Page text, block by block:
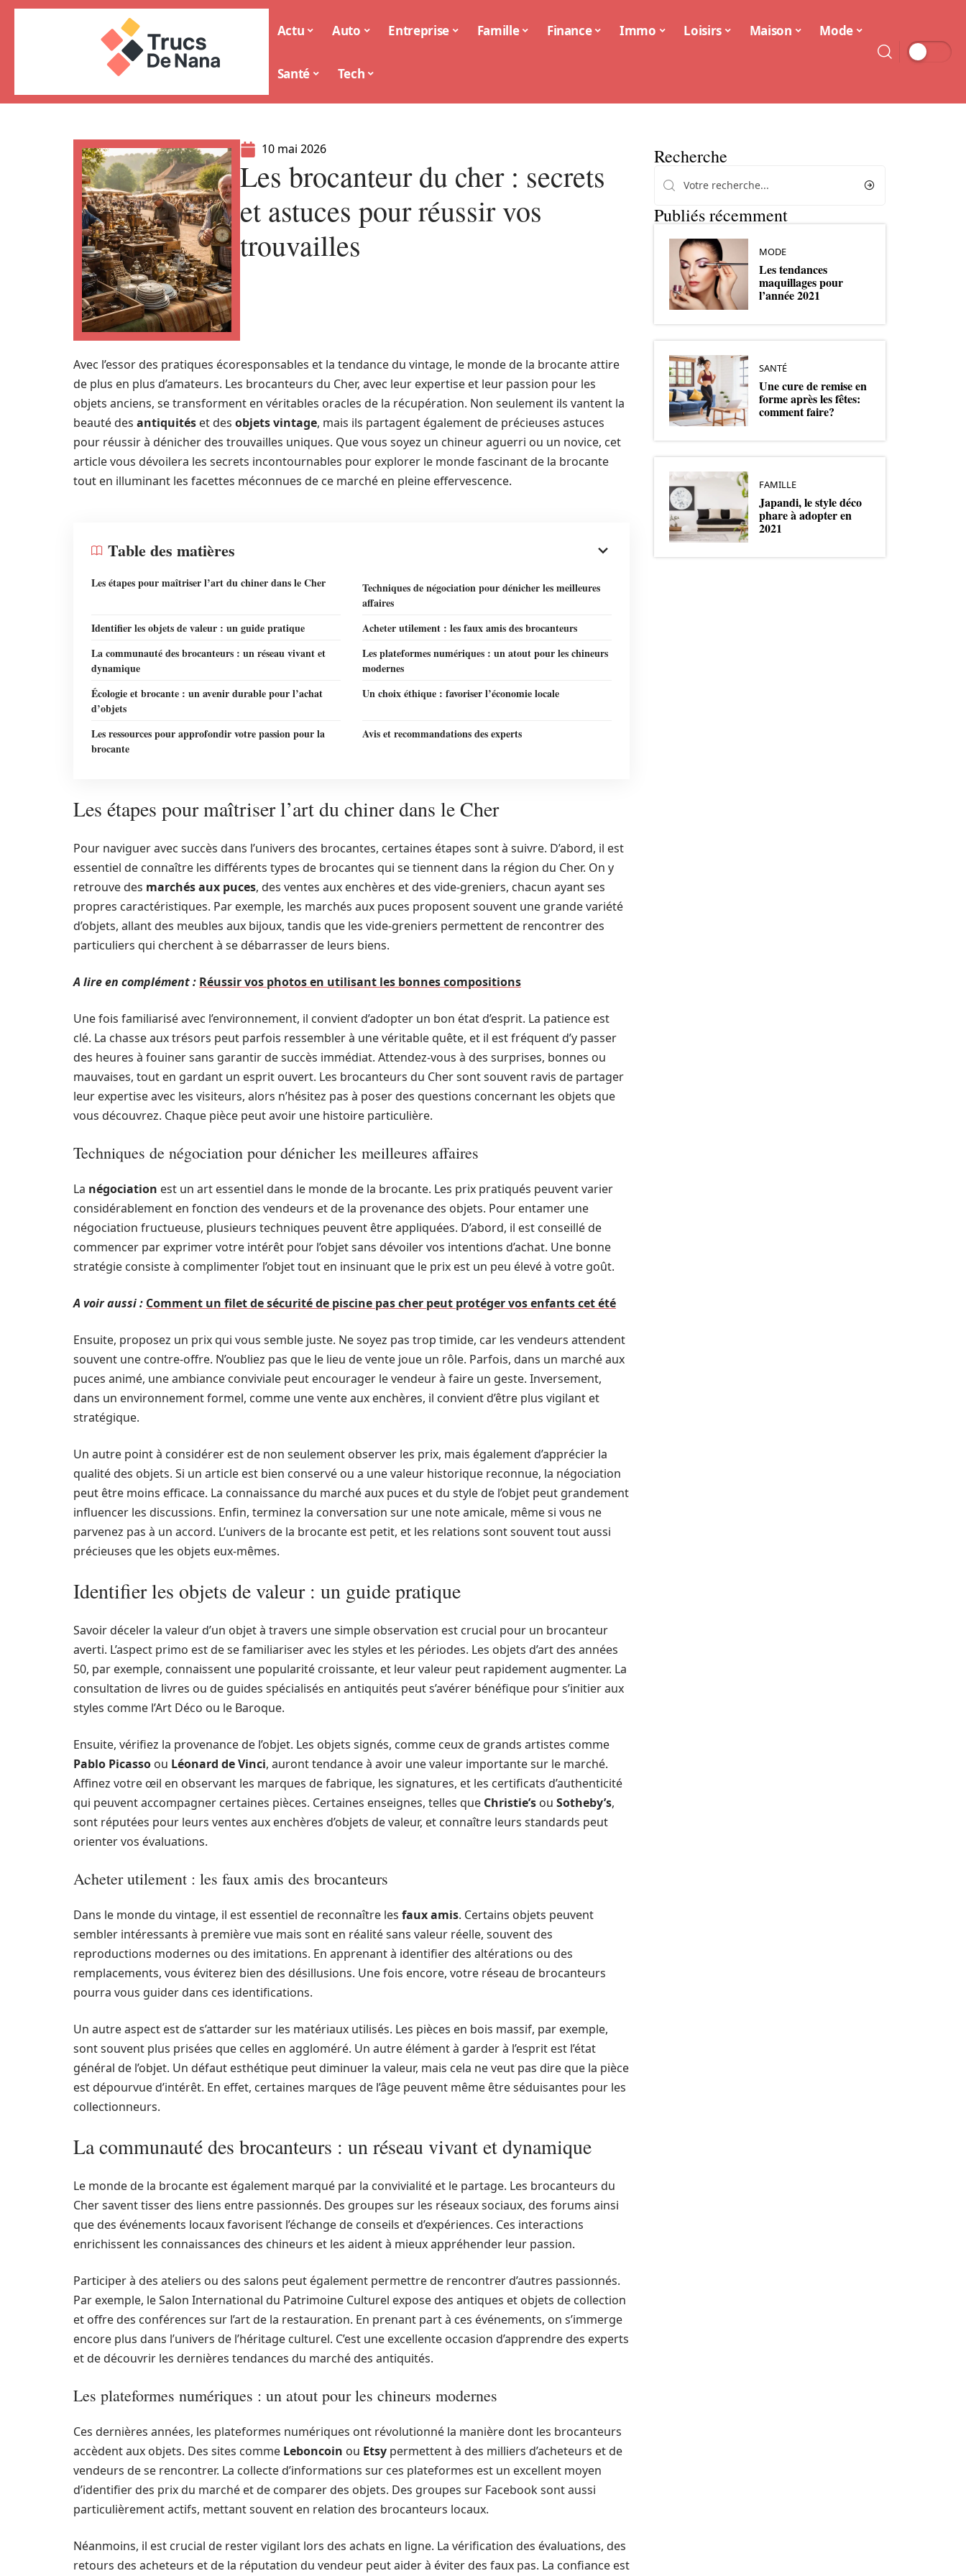
Actu Auto Entreprise Famille Finance Immo Loisirs Maison Mode
Santé Tech
10 mai 2026
Les brocanteur du cher : secrets
et astuces pour réussir vos
trouvailles
Avec l’essor des pratiques écoresponsables et la tendance du vintage, le monde de la brocante attire
de plus en plus d’amateurs. Les brocanteurs du Cher, avec leur expertise et leur passion pour les
objets anciens, se transforment en véritables oracles de la récupération. Non seulement ils vantent la
beauté des antiquités et des objets vintage, mais ils partagent également de précieuses astuces
pour réussir à dénicher des trouvailles uniques. Que vous soyez un chineur aguerri ou un novice, cet
article vous dévoilera les secrets incontournables pour explorer le monde fascinant de la brocante
tout en illuminant les facettes méconnues de ce marché en pleine effervescence.
Table des matières
Les étapes pour maîtriser l’art du chiner dans le Cher
Techniques de négociation pour dénicher les meilleures
affaires
Identifier les objets de valeur : un guide pratique
Acheter utilement : les faux amis des brocanteurs
La communauté des brocanteurs : un réseau vivant et
dynamique
Les plateformes numériques : un atout pour les chineurs
modernes
Écologie et brocante : un avenir durable pour l’achat
d’objets
Un choix éthique : favoriser l’économie locale
Les ressources pour approfondir votre passion pour la
brocante
Avis et recommandations des experts
Les étapes pour maîtriser l’art du chiner dans le Cher
Pour naviguer avec succès dans l’univers des brocantes, certaines étapes sont à suivre. D’abord, il est
essentiel de connaître les différents types de brocantes qui se tiennent dans la région du Cher. On y
retrouve des marchés aux puces, des ventes aux enchères et des vide-greniers, chacun ayant ses
propres caractéristiques. Par exemple, les marchés aux puces proposent souvent une grande variété
d’objets, allant des meubles aux bijoux, tandis que les vide-greniers permettent de rencontrer des
particuliers qui cherchent à se débarrasser de leurs biens.
A lire en complément : Réussir vos photos en utilisant les bonnes compositions
Une fois familiarisé avec l’environnement, il convient d’adopter un bon état d’esprit. La patience est
clé. La chasse aux trésors peut parfois ressembler à une véritable quête, et il est fréquent d’y passer
des heures à fouiner sans garantir de succès immédiat. Attendez-vous à des surprises, bonnes ou
mauvaises, tout en gardant un esprit ouvert. Les brocanteurs du Cher sont souvent ravis de partager
leur expertise avec les visiteurs, alors n’hésitez pas à poser des questions concernant les objets que
vous découvrez. Chaque pièce peut avoir une histoire particulière.
Techniques de négociation pour dénicher les meilleures affaires
La négociation est un art essentiel dans le monde de la brocante. Les prix pratiqués peuvent varier
considérablement en fonction des vendeurs et de la provenance des objets. Pour entamer une
négociation fructueuse, plusieurs techniques peuvent être appliquées. D’abord, il est conseillé de
commencer par exprimer votre intérêt pour l’objet sans dévoiler vos intentions d’achat. Une bonne
stratégie consiste à complimenter l’objet tout en insinuant que le prix est un peu élevé à votre goût.
A voir aussi : Comment un filet de sécurité de piscine pas cher peut protéger vos enfants cet été
Ensuite, proposez un prix qui vous semble juste. Ne soyez pas trop timide, car les vendeurs attendent
souvent une contre-offre. N’oubliez pas que le lieu de vente joue un rôle. Parfois, dans un marché aux
puces animé, une ambiance conviviale peut encourager le vendeur à faire un geste. Inversement,
dans un environnement formel, comme une vente aux enchères, il convient d’être plus vigilant et
stratégique.
Un autre point à considérer est de non seulement observer les prix, mais également d’apprécier la
qualité des objets. Si un article est bien conservé ou a une valeur historique reconnue, la négociation
peut être moins efficace. La connaissance du marché aux puces et du style de l’objet peut grandement
influencer les discussions. Enfin, terminez la conversation sur une note amicale, même si vous ne
parvenez pas à un accord. L’univers de la brocante est petit, et les relations sont souvent tout aussi
précieuses que les objets eux-mêmes.
Identifier les objets de valeur : un guide pratique
Savoir déceler la valeur d’un objet à travers une simple observation est crucial pour un brocanteur
averti. L’aspect primo est de se familiariser avec les styles et les périodes. Les objets d’art des années
50, par exemple, connaissent une popularité croissante, et leur valeur peut rapidement augmenter. La
consultation de livres ou de guides spécialisés en antiquités peut s’avérer bénéfique pour s’initier aux
styles comme l’Art Déco ou le Baroque.
Ensuite, vérifiez la provenance de l’objet. Les objets signés, comme ceux de grands artistes comme
Pablo Picasso ou Léonard de Vinci, auront tendance à avoir une valeur importante sur le marché.
Affinez votre œil en observant les marques de fabrique, les signatures, et les certificats d’authenticité
qui peuvent accompagner certaines pièces. Certaines enseignes, telles que Christie’s ou Sotheby’s,
sont réputées pour leurs ventes aux enchères d’objets de valeur, et connaître leurs standards peut
orienter vos évaluations.
Acheter utilement : les faux amis des brocanteurs
Dans le monde du vintage, il est essentiel de reconnaître les faux amis. Certains objets peuvent
sembler intéressants à première vue mais sont en réalité sans valeur réelle, souvent des
reproductions modernes ou des imitations. En apprenant à identifier des altérations ou des
remplacements, vous éviterez bien des désillusions. Une fois encore, votre réseau de brocanteurs
pourra vous guider dans ces identifications.
Un autre aspect est de s’attarder sur les matériaux utilisés. Les pièces en bois massif, par exemple,
sont souvent plus prisées que celles en aggloméré. Un autre élément à garder à l’esprit est l’état
général de l’objet. Un défaut esthétique peut diminuer la valeur, mais cela ne veut pas dire que la pièce
est dépourvue d’intérêt. En effet, certaines marques de l’âge peuvent même être séduisantes pour les
collectionneurs.
La communauté des brocanteurs : un réseau vivant et dynamique
Le monde de la brocante est également marqué par la convivialité et le partage. Les brocanteurs du
Cher savent tisser des liens entre passionnés. Des groupes sur les réseaux sociaux, des forums ainsi
que des événements locaux favorisent l’échange de conseils et d’expériences. Ces interactions
enrichissent les connaissances des chineurs et les aident à mieux appréhender leur passion.
Participer à des ateliers ou des salons peut également permettre de rencontrer d’autres passionnés.
Par exemple, le Salon International du Patrimoine Culturel expose des antiques et objets de collection
et offre des conférences sur l’art de la restauration. En prenant part à ces événements, on s’immerge
encore plus dans l’univers de l’héritage culturel. C’est une excellente occasion d’apprendre des experts
et de découvrir les dernières tendances du marché des antiquités.
Les plateformes numériques : un atout pour les chineurs modernes
Ces dernières années, les plateformes numériques ont révolutionné la manière dont les brocanteurs
accèdent aux objets. Des sites comme Leboncoin ou Etsy permettent à des milliers d’acheteurs et de
vendeurs de se rencontrer. La collecte d’informations sur ces plateformes est un excellent moyen
d’identifier des prix du marché et de comparer des objets. Des groupes sur Facebook sont aussi
particulièrement actifs, mettant souvent en relation des brocanteurs locaux.
Néanmoins, il est crucial de rester vigilant lors des achats en ligne. La vérification des évaluations, des
retours des acheteurs et de la réputation du vendeur peut aider à éviter des faux pas. La confiance est
Recherche
Publiés récemment
MODE
Les tendances
maquillages pour
l’année 2021
SANTÉ
Une cure de remise en
forme après les fêtes:
comment faire?
FAMILLE
Japandi, le style déco
phare à adopter en
2021